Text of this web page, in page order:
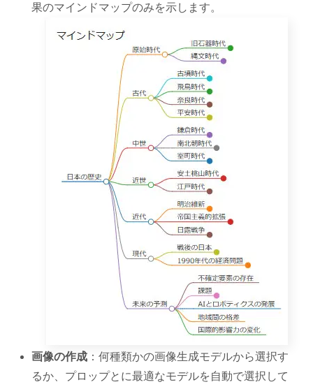
果のマインドマップのみを示します。
画像の作成 ：何種類かの画像生成モデルから選択す
るか、プロップとに最適なモデルを自動で選択して